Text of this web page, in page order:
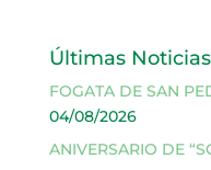
Últimas Noticias
FOGATA DE SAN
04/08/2026
ANIVERSARIO DE